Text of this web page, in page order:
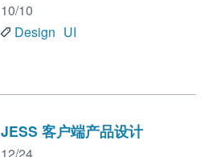
10/10
Design UI
JESS 客户端产品设计